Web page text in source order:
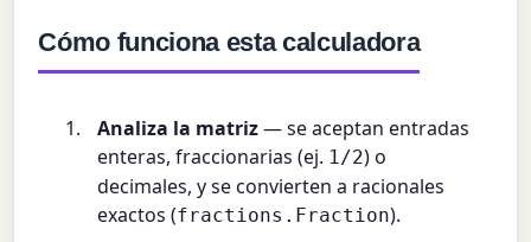
Cómo funciona esta calculadora
Analiza la matriz— se aceptan entradas
enteras, fraccionarias (ej. 1/2) o
decimales, y se convierten a racionales
exactos (fractions.Fraction).